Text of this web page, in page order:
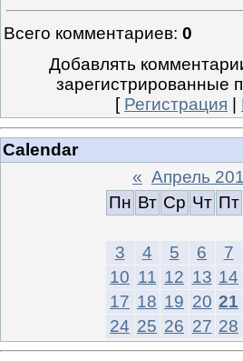
Всего комментариев: 0
Добавлять
зарегистрированные
[ Регистрация
Calendar
« Апрель
Пн Вт Ср Чт Пт
3
4 5 6 7
10 11 12 13 14
17 18 19 20 21
24 25 26 27 28